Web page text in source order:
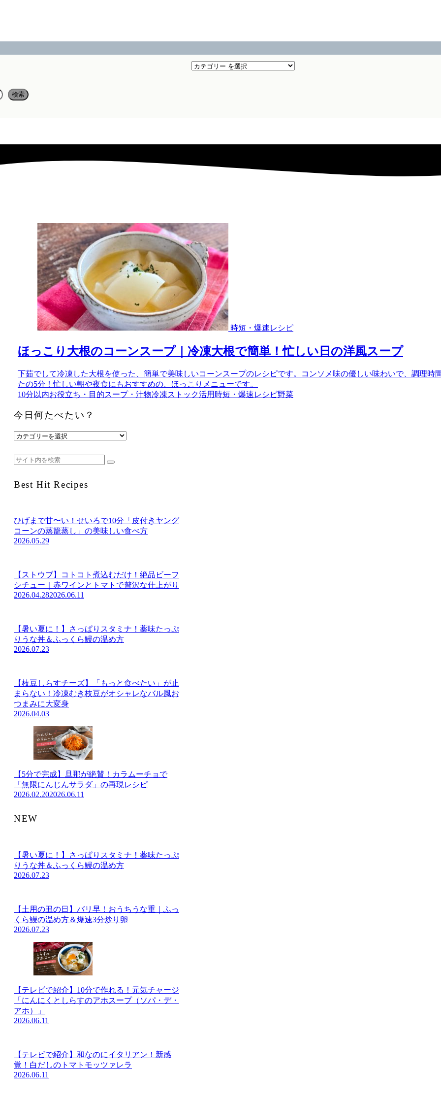
カ
検索
時短・爆速レシピ
ほっこり大根のコーンスープ｜冷凍大根で簡単！忙しい日の洋風スープ
下茹でして冷凍した大根を使った、簡単で美味しいコーンスープのレシピです。コンソメ味の優しい味わいで、調理時
たの5分！忙しい朝や夜食にもおすすめの、ほっこりメニューです。
10分以内お役立ち・目的スープ・汁物冷凍ストック活用 時短・爆速レシピ野菜
今日何たべたい？
今
何
た
た
Best Hit Recipes
ひげまで甘〜い！せいろで10分「皮付きヤング
コーンの蒸籠蒸し」の美味しい食べ方
2026.05.29
【ストウブ】コトコト煮込むだけ！絶品ビーフ
シチュー｜赤ワインとトマトで贅沢な仕上がり
2026.04.282026.06.11
【暑い夏に！】さっぱりスタミナ！薬味たっぷ
りうな丼＆ふっくら鰻の温め方
2026.07.23
【枝豆しらすチーズ】「もっと食べたい」が止
まらない！冷凍むき枝豆がオシャレなバル風お
つまみに大変身
2026.04.03
【5分で完成】旦那が絶賛！カラムーチョで
「無限にんじんサラダ」の再現レシピ
2026.02.202026.06.11
NEW
【暑い夏に！】さっぱりスタミナ！薬味たっぷ
りうな丼＆ふっくら鰻の温め方
2026.07.23
【土用の丑の日】バリ早！おうちうな重｜ふっ
くら鰻の温め方＆爆速3分炒り卵
2026.07.23
【テレビで紹介】10分で作れる！元気チャージ
「にんにくとしらすのアホスープ（ソパ・デ・
アホ）」
2026.06.11
【テレビで紹介】和なのにイタリアン！新感
覚！白だしのトマトモッツァレラ
2026.06.11